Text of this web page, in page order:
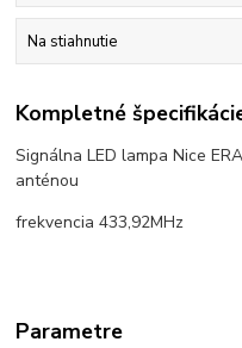
Na stiahnutie
Kompletné
Signálna LED lampa Nice
anténou
frekvencia 433,92MHz
Parametre